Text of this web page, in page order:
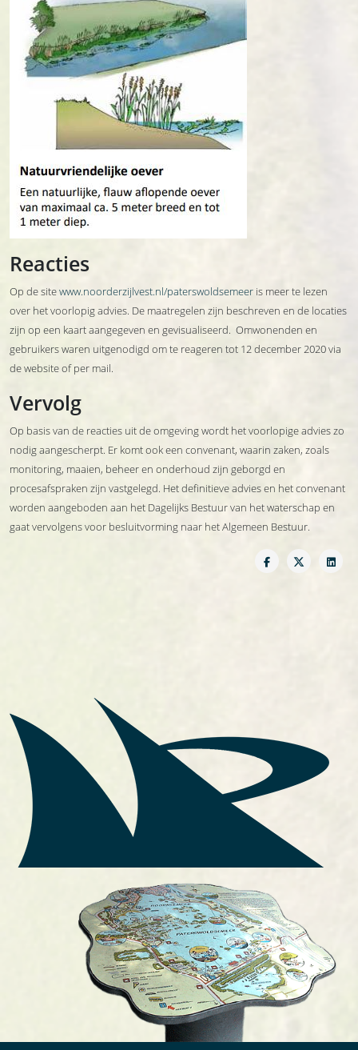
Reacties
Op de sitewww.noorderzijlvest.nl/paterswoldsemeer is meer te lezen
over het voorlopig advies. De maatregelen zijn beschreven en de locaties
zijn op een kaart aangegeven en gevisualiseerd. Omwonenden en
gebruikers waren uitgenodigd om te reageren tot 12 december 2020 via
de website of per mail.
Vervolg
Op basis van de reacties uit de omgeving wordt het voorlopige advies zo
nodig aangescherpt. Er komt ook een convenant, waarin zaken, zoals
monitoring, maaien, beheer en onderhoud zijn geborgd en
procesafspraken zijn vastgelegd. Het definitieve advies en het convenant
worden aangeboden aan het Dagelijks Bestuur van het waterschap en
gaat vervolgens voor besluitvorming naar het Algemeen Bestuur.